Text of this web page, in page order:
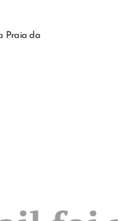
Praia da